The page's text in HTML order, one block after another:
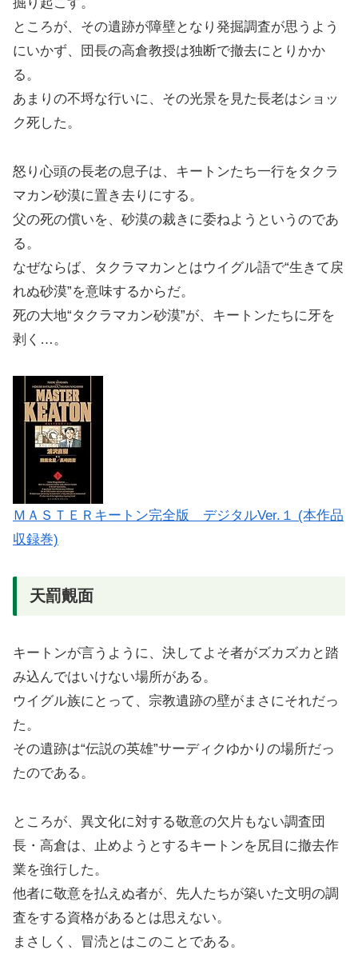
ところが、その遺跡が障壁となり発掘調査が思うよう
にいかず、団長の高倉教授は独断で撤去にとりかか
る。
あまりの不埒な行いに、その光景を見た長老はショッ
ク死した。
怒り心頭の長老の息子は、キートンたち一行をタクラ
マカン砂漠に置き去りにする。
父の死の償いを、砂漠の裁きに委ねようというのであ
る。
なぜならば、タクラマカンとはウイグル語で“生きて戻
れぬ砂漠”を意味するからだ。
死の大地“タクラマカン砂漠”が、キートンたちに牙を
剥く…。
ＭＡＳＴＥＲキートン完全版 デジタルVer.１ (本作品
収録巻)
天罰覿面
キートンが言うように、決してよそ者がズカズカと踏
み込んではいけない場所がある。
ウイグル族にとって、宗教遺跡の壁がまさにそれだっ
た。
その遺跡は“伝説の英雄”サーディクゆかりの場所だっ
たのである。
ところが、異文化に対する敬意の欠片もない調査団
長・高倉は、止めようとするキートンを尻目に撤去作
業を強行した。
他者に敬意を払えぬ者が、先人たちが築いた文明の調
査をする資格があるとは思えない。
まさしく、冒涜とはこのことである。